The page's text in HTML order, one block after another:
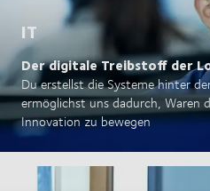
IT
Der digitale Treibstoff der
Du erstellst die Systeme hinter
ermöglichst uns dadurch, Waren
Innovation zu bewegen